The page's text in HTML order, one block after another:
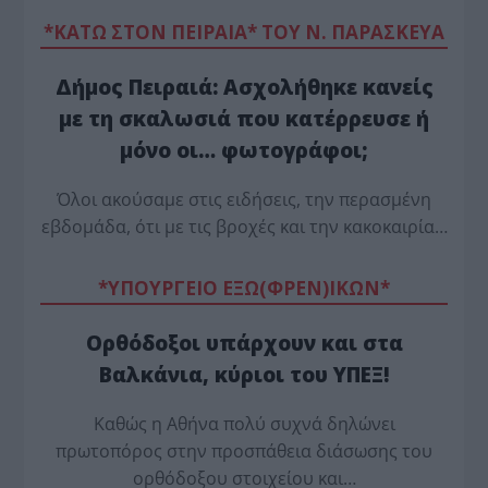
*ΚΑΤΩ ΣΤΟΝ ΠΕΙΡΑΙΑ* ΤΟΥ Ν. ΠΑΡΑΣΚΕΥΑ
Δήμος Πειραιά: Ασχολήθηκε κανείς
με τη σκαλωσιά που κατέρρευσε ή
μόνο οι… φωτογράφοι;
Όλοι ακούσαμε στις ειδήσεις, την περασμένη
εβδομάδα, ότι με τις βροχές και την κακοκαιρία…
*ΥΠΟΥΡΓΕΙΟ ΕΞΩ(ΦΡΕΝ)ΙΚΩΝ*
Ορθόδοξοι υπάρχουν και στα
Βαλκάνια, κύριοι του ΥΠΕΞ!
Καθώς η Αθήνα πολύ συχνά δηλώνει
πρωτοπόρος στην προσπάθεια διάσωσης του
ορθόδοξου στοιχείου και…